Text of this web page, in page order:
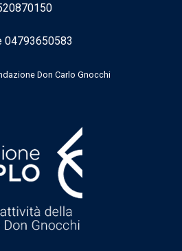
04793650583
Don Carlo Gnocchi